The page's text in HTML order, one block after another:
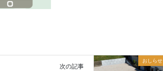
おしらせ
次の記事